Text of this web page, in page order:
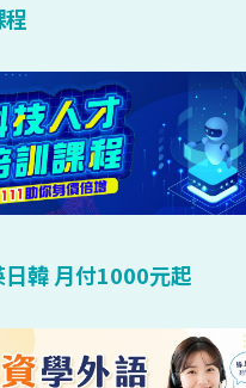
韓 月付1000元起